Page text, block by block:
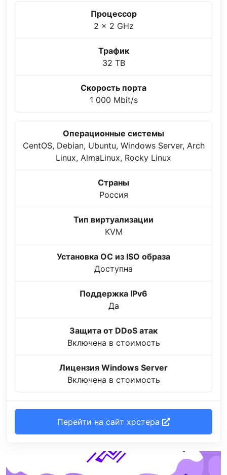
Процессор
2 x 2 GHz
Трафик
32 TB
Скорость порта
1 000 Mbit/s
Операционные системы
CentOS, Debian, Ubuntu, Windows Server, Arch
Linux, AlmaLinux, Rocky Linux
Страны
Россия
Тип виртуализации
KVM
Установка ОС из ISO образа
Доступна
Поддержка IPv6
Да
Защита от DDoS атак
Включена в стоимость
Лицензия Windows Server
Включена в стоимость
Перейти на сайт хостера